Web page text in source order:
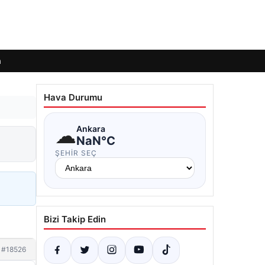
#18526
Hava Durumu
☁Ankara
NaN°C
ŞEHIR SEÇ
Bizi Takip Edin